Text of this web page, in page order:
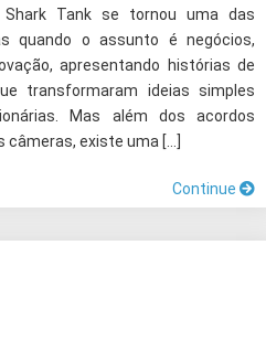
Tank se tornou uma das
quando o assunto é negócios,
apresentando histórias de
transformaram ideias simples
Mas além dos acordos
câmeras, existe uma […]
Continue